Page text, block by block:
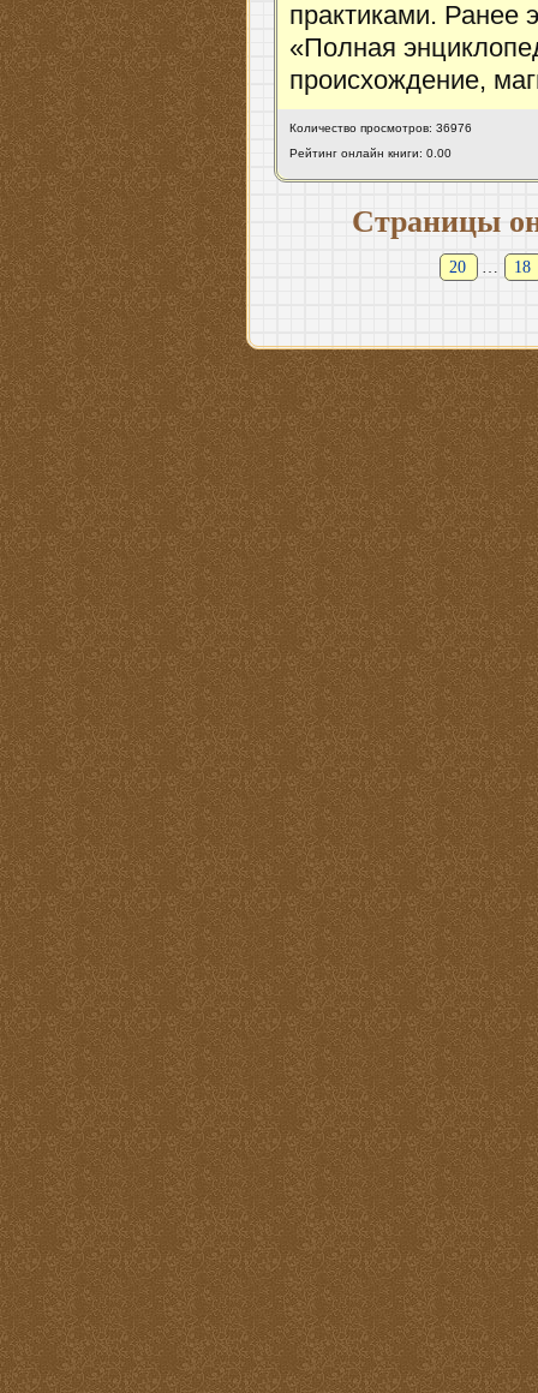
практиками. Ранее
«Полная
происхождение,
Количество просмотров: 36976
Рейтинг онлайн книги: 0.00
Страницы
20 … 18